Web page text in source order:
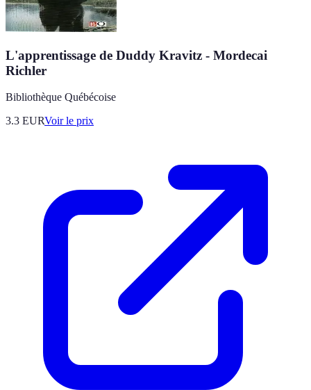
L'apprentissage de Duddy Kravitz - Mordecai
Richler
Bibliothèque Québécoise
3.3 EURVoir le prix